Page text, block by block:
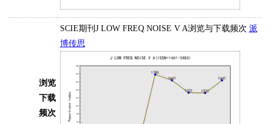
浏览
下载
频次
SCIE期刊J LOW FREQ NOISE V A浏览与下载频次 派
博传思